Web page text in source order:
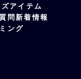
アイテム
問新着情報
ング